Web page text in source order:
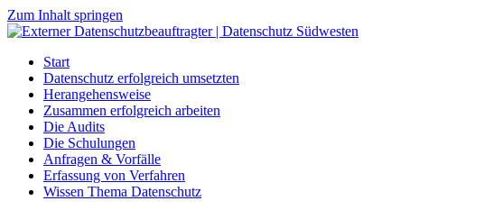
Zum Inhalt springen
Start
Datenschutz erfolgreich umsetzten
Herangehensweise
Zusammen erfolgreich arbeiten
Die Audits
Die Schulungen
Anfragen & Vorfälle
Erfassung von Verfahren
Wissen Thema Datenschutz